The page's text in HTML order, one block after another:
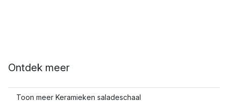
Ontdek meer
Toon meer Keramieken saladeschaal